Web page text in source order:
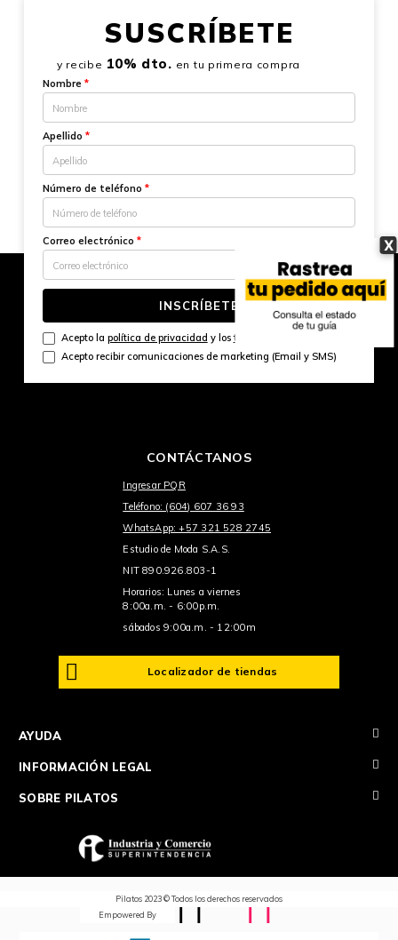
X
SUSCRÍBETE
y recibe 10% dto. en tu primera compra
Nombre *
Apellido *
Número de teléfono *
Correo electrónico *
INSCRÍBETE
Acepto la política de privacidad y lostérminos y condiciones
Acepto recibir comunicaciones de marketing (Email y SMS)
CONTÁCTANOS
Ingresar PQR
Teléfono: (604) 607 36 93
WhatsApp: +57 321 528 2745
Estudio de Moda S.A.S.
NIT 890.926.803-1
Horarios: Lunes a viernes
8:00a.m. - 6:00p.m.
sábados 9:00a.m. - 12:00m
Localizador de tiendas
AYUDA +
INFORMACIÓN LEGAL +
SOBRE PILATOS +
Pilatos 2023 © Todos los derechos reservados
Empowered By